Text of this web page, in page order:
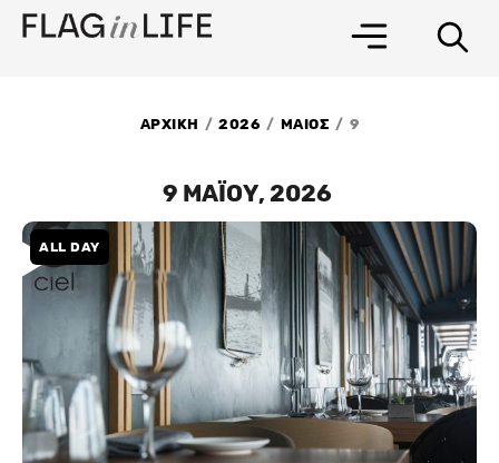
Μετάβαση
στο
ΑΡΧΙΚΗ / 2026 / ΜΑΙΟΣ / 9
9 ΜΑΪΟΥ, 2026
ALL DAY